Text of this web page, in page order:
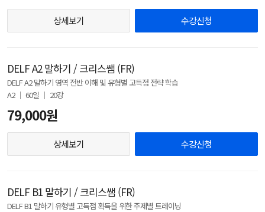
상세보기 수강신청
DELF A2 말하기 / 크리스쌤 (FR)
DELF A2 말하기 영역 전반 이해 및 유형별 고득점 전략 학습
A2 │ 60일 │ 20강
79,000원
상세보기 수강신청
DELF B1 말하기 / 크리스쌤 (FR)
DELF B1 말하기 유형별 고득점 획득을 위한 주제별 트레이닝